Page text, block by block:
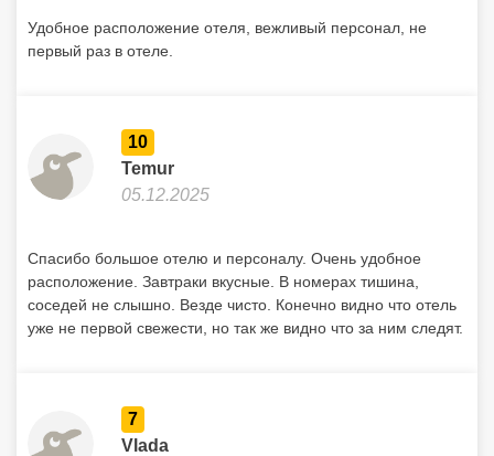
10
Спасибо большое отелю и персоналу. Очень удобное
расположение. Завтраки вкусные. В номерах тишина,